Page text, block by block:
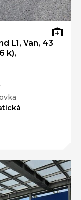
L1, Van, 43
k),